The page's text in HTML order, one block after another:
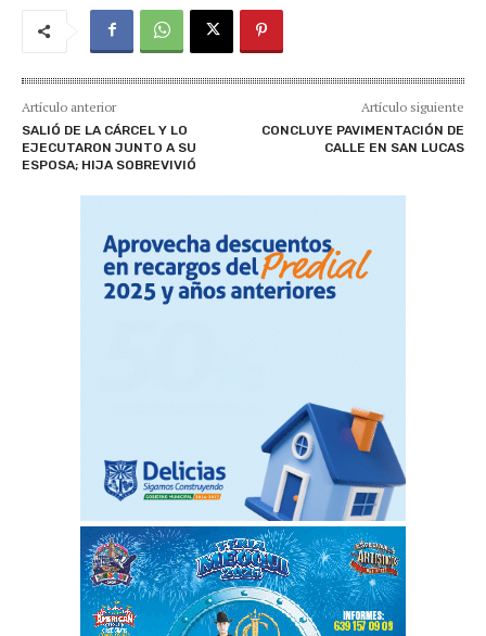
Artículo anterior
SALIÓ DE LA CÁRCEL Y LO
EJECUTARON JUNTO A SU
ESPOSA; HIJA SOBREVIVIÓ
Artículo siguiente
CONCLUYE PAVIMENTACIÓN DE
CALLE EN SAN LUCAS